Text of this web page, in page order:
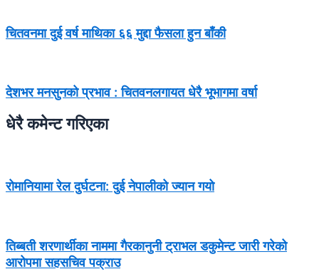
चितवनमा दुई वर्ष माथिका ६६ मुद्दा फैसला हुन बाँकी
देशभर मनसुनको प्रभाव : चितवनलगायत धेरै भूभागमा वर्षा
धेरै कमेन्ट गरिएका
रोमानियामा रेल दुर्घटना: दुई नेपालीको ज्यान गयो
तिब्बती शरणार्थीका नाममा गैरकानुनी ट्राभल डकुमेन्ट जारी गरेको
आरोपमा सहसचिव पक्राउ